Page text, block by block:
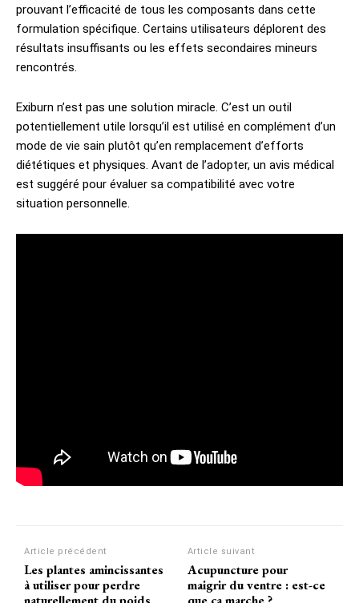
prouvant l’efficacité de tous les composants dans cette
formulation spécifique. Certains utilisateurs déplorent des
résultats insuffisants ou les effets secondaires mineurs
rencontrés.
Exiburn n’est pas une solution miracle. C’est un outil
potentiellement utile lorsqu’il est utilisé en complément d’un
mode de vie sain plutôt qu’en remplacement d’efforts
diététiques et physiques. Avant de l’adopter, un avis médical
est suggéré pour évaluer sa compatibilité avec votre
situation personnelle.
Article précédent
Les plantes amincissantes
à utiliser pour perdre
Article suivant
Acupuncture pour
maigrir du ventre : est-ce